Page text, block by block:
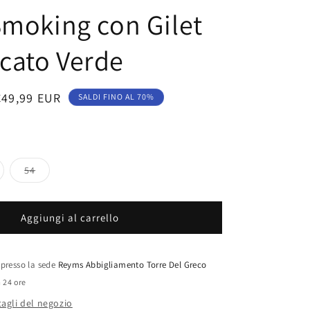
con Gilet
Verde
EUR SALDI FINO AL 70%
54Variante
esaurita
non
Aggiungi al carrello
la sede Reyms Abbigliamento Torre Del Greco
ore
del negozio